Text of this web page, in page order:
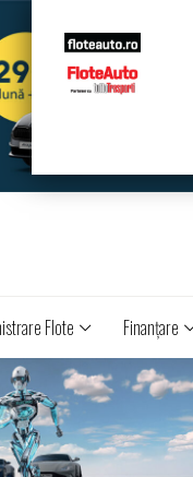
Flote Finanţare